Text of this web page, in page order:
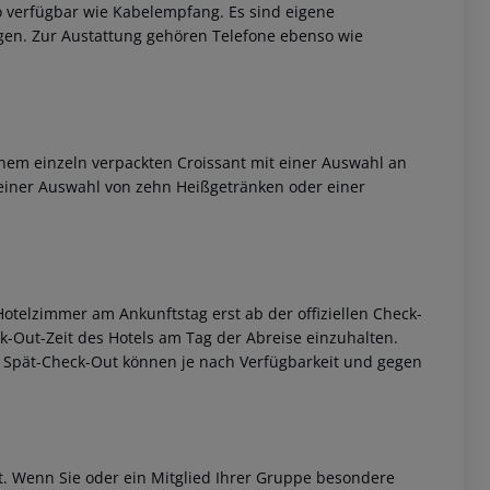
verfügbar wie Kabelempfang. Es sind eigene
Zur Austattung gehören Telefone ebenso wie
einzeln verpackten Croissant mit einer Auswahl an
Auswahl von zehn Heißgetränken oder einer
am Ankunftstag erst ab der offiziellen Check-
Out-Zeit des Hotels am Tag der Abreise einzuhalten.
Check-Out können je nach Verfügbarkeit und gegen
Sie oder ein Mitglied Ihrer Gruppe besondere